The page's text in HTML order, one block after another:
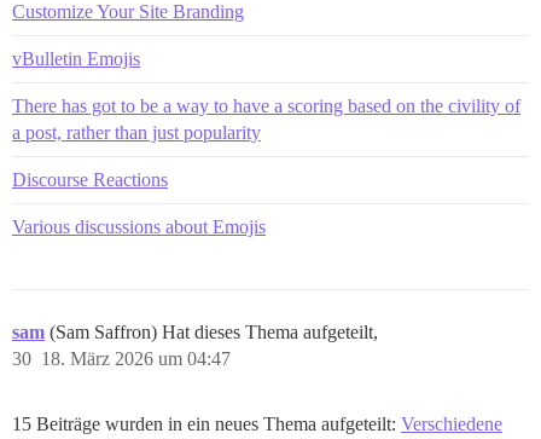
Customize Your Site Branding
vBulletin Emojis
There has got to be a way to have a scoring based on the civility of
a post, rather than just popularity
Discourse Reactions
Various discussions about Emojis
sam (Sam Saffron) Hat dieses Thema aufgeteilt,
18. März 2026 um 04:47
30
15 Beiträge wurden in ein neues Thema aufgeteilt: Verschiedene